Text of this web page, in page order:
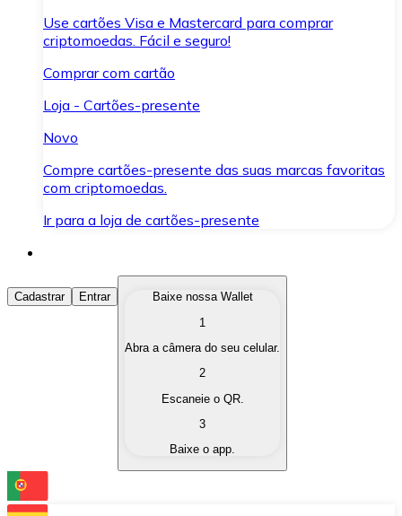
Use cartões Visa e Mastercard para comprar
criptomoedas. Fácil e seguro!
Comprar com cartão
Loja - Cartões-presente
Novo
Compre cartões-presente das suas marcas favoritas
com criptomoedas.
Ir para a loja de cartões-presente
Comprar Criptomoedas
Compre as criptomoedas de seu interesse de forma
Converta suas criptomoedas em moeda fiduciária
Troque uma criptomoeda por outra
Cadastrar Entrar
Baixe nossa Wallet
1
Abra a câmera do seu celular.
2
Escaneie o QR.
3
Baixe o app.